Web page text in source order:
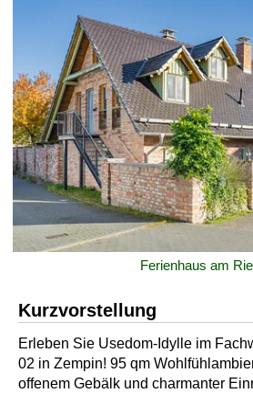
Ferienhaus am
Kurzvorstellung
Erleben Sie Usedom-Idylle im
02 in Zempin! 95 qm
offenem Gebälk und charmanter